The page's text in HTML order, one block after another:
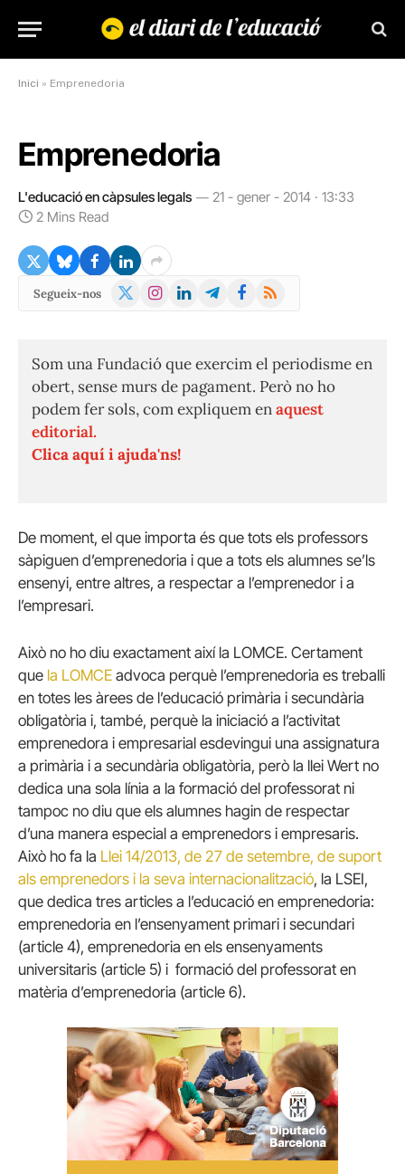
Inici » Emprenedoria
Emprenedoria
L'educació en càpsules legals
21 - gener - 2014 · 13:33
2 Mins Read
Segueix-nos
X
Instagram
LinkedInTelegramFacebook
RSS
Som una Fundació que exercim el periodisme en
obert, sense murs de pagament. Però no ho
podem fer sols, com expliquem enaquest
editorial.
Clica aquí i ajuda'ns!
De moment, el que importa és que tots els professors
sàpiguen d’emprenedoria i que a tots els alumnes se’ls
ensenyi, entre altres, a respectar a l’emprenedor i a
l’empresari.
Això no ho diu exactament així la LOMCE. Certament
que la LOMCE advoca perquè l’emprenedoria es treballi
en totes les àrees de l’educació primària i secundària
obligatòria i, també, perquè la iniciació a l’activitat
emprenedora i empresarial esdevingui una assignatura
a primària i a secundària obligatòria, però la llei Wert no
dedica una sola línia a la formació del professorat ni
tampoc no diu que els alumnes hagin de respectar
d’una manera especial a emprenedors i empresaris.
Això ho fa la Llei 14/2013, de 27 de setembre, de suport
als emprenedors i la seva internacionalització, la LSEI,
que dedica tres articles a l’educació en emprenedoria:
emprenedoria en l’ensenyament primari i secundari
(article 4), emprenedoria en els ensenyaments
universitaris (article 5) i formació del professorat en
matèria d’emprenedoria (article 6).